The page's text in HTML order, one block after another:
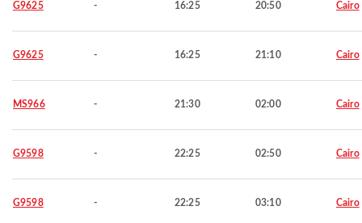
G9625 - 16:25 20:50 Cairo
G9625 - 16:25 21:10 Cairo
MS966 - 21:30 02:00 Cairo
G9598 - 22:25 02:50 Cairo
G9598 - 22:25 03:10 Cairo